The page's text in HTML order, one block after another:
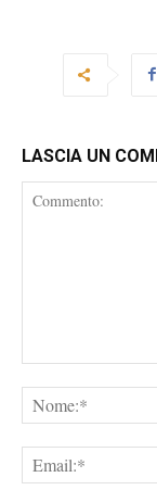
LASCIA UN